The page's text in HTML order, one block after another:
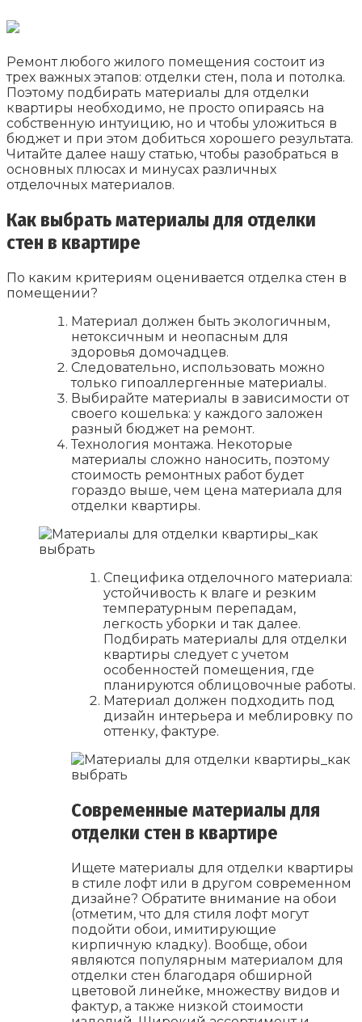
Ремонт любого жилого помещения состоит из
трех важных этапов: отделки стен, пола и потолка.
Поэтому подбирать материалы для отделки
квартиры необходимо, не просто опираясь на
собственную интуицию, но и чтобы уложиться в
бюджет и при этом добиться хорошего результата.
Читайте далее нашу статью, чтобы разобраться в
основных плюсах и минусах различных
отделочных материалов.
Как выбрать материалы для отделки
стен в квартире
По каким критериям оценивается отделка стен в
помещении?
Материал должен быть экологичным,
нетоксичным и неопасным для
здоровья домочадцев.
Следовательно, использовать можно
только гипоаллергенные материалы.
Выбирайте материалы в зависимости от
своего кошелька: у каждого заложен
разный бюджет на ремонт.
Технология монтажа. Некоторые
материалы сложно наносить, поэтому
стоимость ремонтных работ будет
гораздо выше, чем цена материала для
отделки квартиры.
Специфика отделочного материала:
устойчивость к влаге и резким
температурным перепадам,
легкость уборки и так далее.
Подбирать материалы для отделки
квартиры следует с учетом
особенностей помещения, где
планируются облицовочные работы.
Материал должен подходить под
дизайн интерьера и меблировку по
оттенку, фактуре.
Современные материалы для
отделки стен в квартире
Ищете материалы для отделки квартиры
в стиле лофт или в другом современном
дизайне? Обратите внимание на обои
(отметим, что для стиля лофт могут
подойти обои, имитирующие
кирпичную кладку). Вообще, обои
являются популярным материалом для
отделки стен благодаря обширной
цветовой линейке, множеству видов и
фактур, а также низкой стоимости